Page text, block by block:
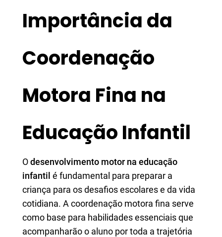
Importância da
Coordenação
Motora Fina na
Educação Infantil
Odesenvolvimento motor na educação
infantil é fundamental para preparar a
criança para os desafios escolares e da vida
cotidiana. A coordenação motora fina serve
como base para habilidades essenciais que
acompanharão o aluno por toda a trajetória